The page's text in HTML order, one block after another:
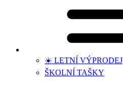
☀️ LETNÍ VÝPRODEJ
ŠKOLNÍ TAŠKY